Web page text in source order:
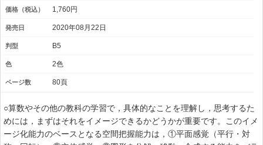
価格（税込） 1,760円
発売日 2020年08月22日
判型 B5
色 2色
ページ数 80頁
○算数やその他の教科の学習で，具体的なことを理解し，思考するた
めには，まずはそれをイメージできるかどうかが重要です。このイメ
ージ化能力のベースとなる空間把握能力は，①平面感覚（平行・対